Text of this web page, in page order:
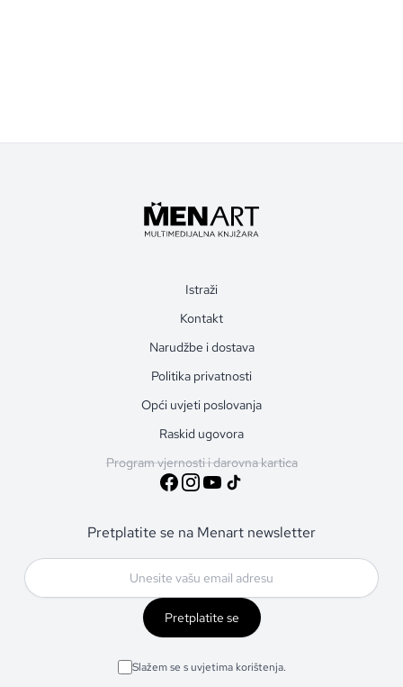
Istraži
Kontakt
Narudžbe i dostava
Politika privatnosti
Opći uvjeti poslovanja
Raskid ugovora
Program vjernosti i darovna kartica
Pretplatite se na Menart newsletter
Pretplatite se
Slažem se s uvjetima korištenja.